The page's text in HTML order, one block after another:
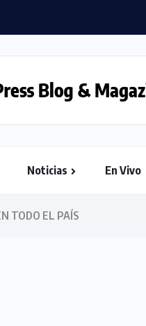
Noticias En Vivo
TODO EL PAÍS